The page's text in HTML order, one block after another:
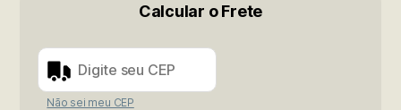
Calcular o Frete
Não sei meu CEP